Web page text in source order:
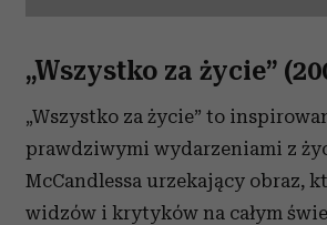
„Wszystko za życie”
„Wszystko za życie” to
prawdziwymi wydarzeniami z
McCandlessa urzekający obraz,
widzów i krytyków na całym